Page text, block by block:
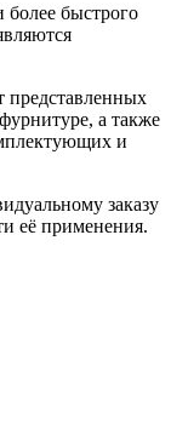
быстрого
представленных
а также
и
заказу
её применения.